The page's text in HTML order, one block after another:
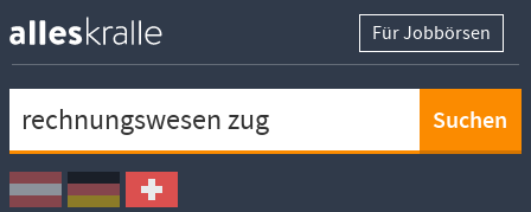
Für Jobbörsen
Ortssuche
Umkreissuche
Arbeitsform